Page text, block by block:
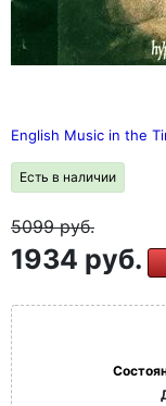
English Music in the
Есть в наличии
5099руб.
1934 руб.